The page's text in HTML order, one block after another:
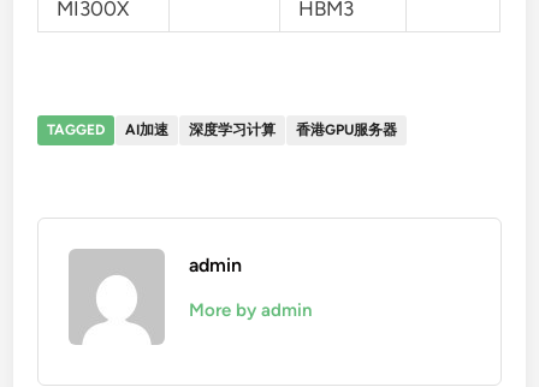
MI300X HBM3
TAGGED AI加速 深度学习计算 香港GPU服务器
admin
More by admin